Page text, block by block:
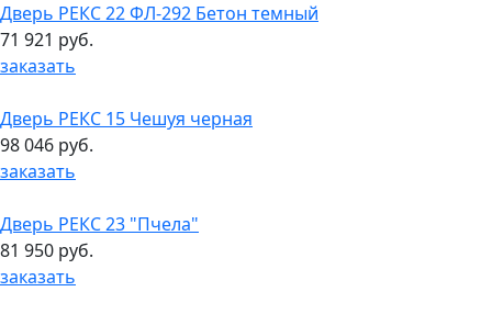
Дверь РЕКС 22 ФЛ-292 Бетон темный
71 921 руб.
заказать
Дверь РЕКС 15 Чешуя черная
98 046 руб.
заказать
Дверь РЕКС 23 "Пчела"
81 950 руб.
заказать